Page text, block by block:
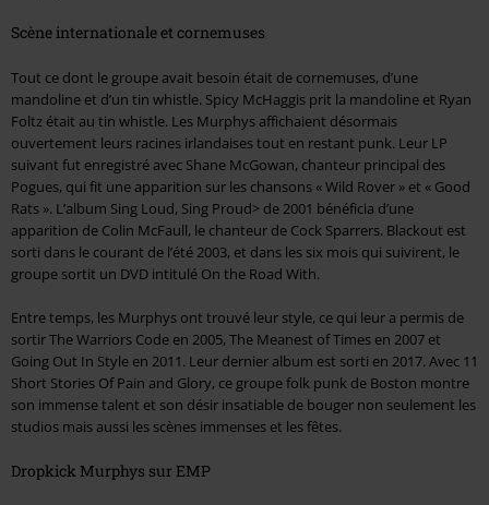
Scène internationale et cornemuses
Tout ce dont le groupe avait besoin était de cornemuses, d’une
mandoline et d’un tin whistle. Spicy McHaggis prit la mandoline et Ryan
Foltz était au tin whistle. Les Murphys affichaient désormais
ouvertement leurs racines irlandaises tout en restant punk. Leur LP
suivant fut enregistré avec Shane McGowan, chanteur principal des
Pogues, qui fit une apparition sur les chansons « Wild Rover » et « Good
Rats ». L’album Sing Loud, Sing Proud> de 2001 bénéficia d’une
apparition de Colin McFaull, le chanteur de Cock Sparrers. Blackout est
sorti dans le courant de l’été 2003, et dans les six mois qui suivirent, le
groupe sortit un DVD intitulé On the Road With.
Entre temps, les Murphys ont trouvé leur style, ce qui leur a permis de
sortir The Warriors Code en 2005, The Meanest of Times en 2007 et
Going Out In Style en 2011. Leur dernier album est sorti en 2017. Avec 11
Short Stories Of Pain and Glory, ce groupe folk punk de Boston montre
son immense talent et son désir insatiable de bouger non seulement les
studios mais aussi les scènes immenses et les fêtes.
Dropkick Murphys sur EMP